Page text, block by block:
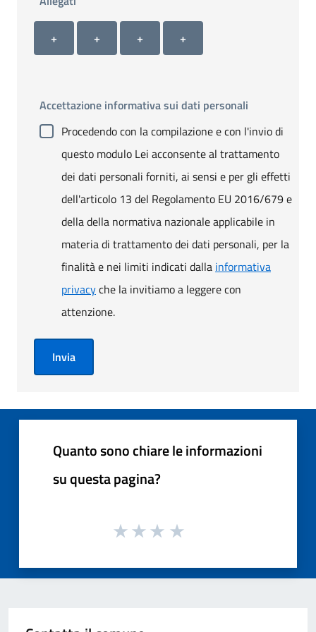
Allegato 1
+
Allegato 2
+
Allegato 3
+
Allegato 4
+
Accettazione informativa sui dati personali
Procedendo con la compilazione e con l'invio di
questo modulo Lei acconsente al trattamento
dei dati personali forniti, ai sensi e per gli effetti
dell'articolo 13 del Regolamento EU 2016/679 e
della della normativa nazionale applicabile in
materia di trattamento dei dati personali, per la
finalità e nei limiti indicati dalla informativa
privacyche la invitiamo a leggere con
attenzione.
Invia
Quanto sono chiare le informazioni
su questa pagina?